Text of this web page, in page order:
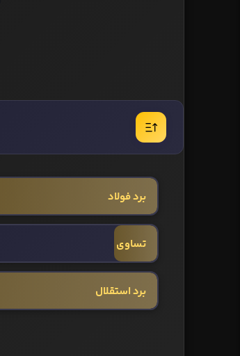
برد فولاد
تساوی
برد استقلال